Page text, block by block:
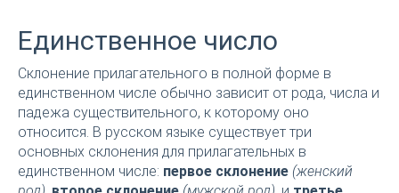
Единственное число
Склонение прилагательного в полной форме в
единственном числе обычно зависит от рода, числа и
падежа существительного, к которому оно
относится. В русском языке существует три
основных склонения для прилагательных в
единственном числе: первое склонение (женский